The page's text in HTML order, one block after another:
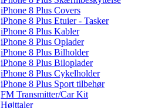
iPhone 8 Plus Covers
iPhone 8 Plus Etuier - Tasker
iPhone 8 Plus Kabler
iPhone 8 Plus Oplader
iPhone 8 Plus Bilholder
iPhone 8 Plus Biloplader
iPhone 8 Plus Cykelholder
iPhone 8 Plus Sport tilbehør
FM Transmitter/Car Kit
Højttaler